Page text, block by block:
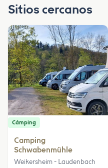
Sitios cercanos
Cámping
Camping
Schwabenmühle
Weikersheim - Laudenbach